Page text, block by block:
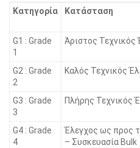
Κατηγορία Κατάσταση
G1 : Grade
1
Άριστος
G2 : Grade
2
Καλός Τεχνικός
G3 : Grade
3
Πλήρης Τεχνικός
G4 : Grade
4
Έλεγχος ως προς
– Συσκευασία Bulk